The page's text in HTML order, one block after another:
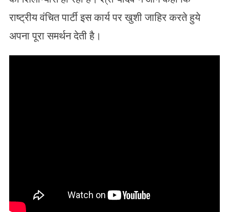
राष्ट्रीय वंचित पार्टी इस कार्य पर खुशी जाहिर करते हुये
अपना पूरा समर्थन देती है।